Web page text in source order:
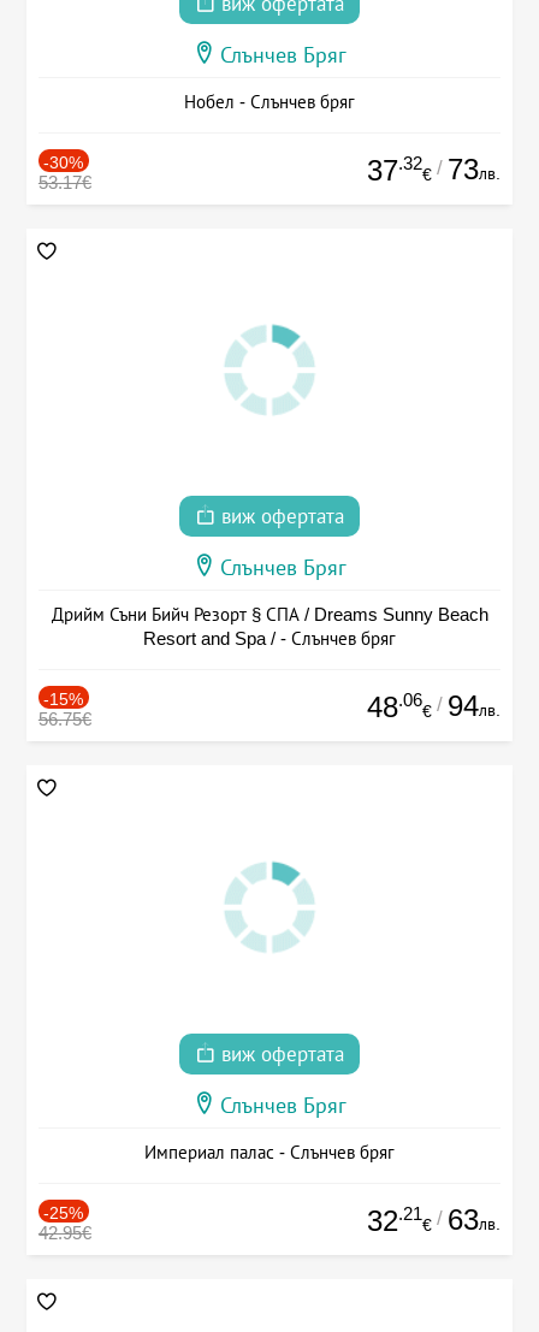
Слънчев Бряг
Нобел - Слънчев бряг
-30%
53.17€ 37.32
€ / 73лв.
виж офертата
Слънчев Бряг
Дрийм Съни Бийч Резорт § СПА / Dreams Sunny Beach
Resort and Spa / - Слънчев бряг
-15%
56.75€ 48.06
€ / 94лв.
виж офертата
Слънчев Бряг
Империал палас - Слънчев бряг
-25%
42.95€ 32.21
€ / 63лв.